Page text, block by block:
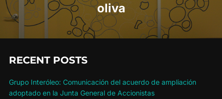
oliva
RECENT POSTS
Grupo Interóleo: Comunicación del acuerdo de ampliación
adoptado en la Junta General de Accionistas